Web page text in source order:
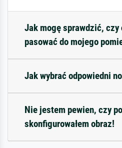
Jak mogę sprawdzić, czy
pasować do mojego
Jak wybrać odpowiedni
Nie jestem pewien, czy
skonfigurowałem obraz!